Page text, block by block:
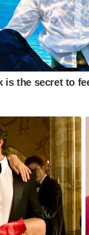
നിൽക്കുമ്പോൾ
അന്ന്
കഴിഞ്ഞില്ല,
രാവിലെ
മന്ത്രി ആ കാര്യം
സിനിമയുടെ
പെരുമാറി,’
ഇക്കാര്യം
തീരുമാനത്തിൽ
കൂടാതെ,